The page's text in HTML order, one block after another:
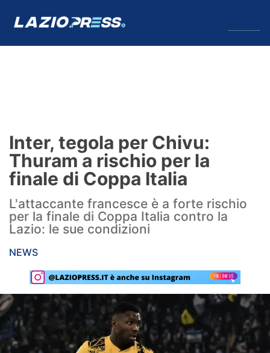
Formello
Infortuni
Primavera
Calciomercato
Lazio Women
Rassegna Lazio
Social
Calcio
Inter, tegola per Chivu:
Thuram a rischio per la
finale di Coppa Italia
L'attaccante francesce è a forte rischio
per la finale di Coppa Italia contro la
Lazio: le sue condizioni
NEWS